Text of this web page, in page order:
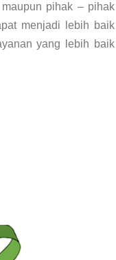
pihak – pihak
menjadi lebih baik
yang lebih baik